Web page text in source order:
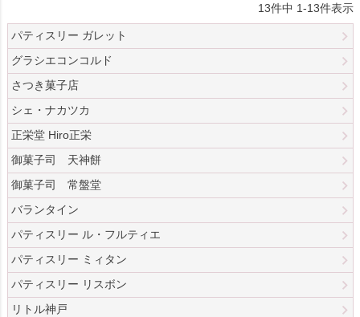
13件中 1-13件表示
パティスリー ガレット
グラシエコンコルド
さつき菓子店
シェ・ナカツカ
正栄堂 Hiro正栄
御菓子司 天神餅
御菓子司 常盤堂
バランタイン
パティスリー ル・フルティエ
パティスリー ミィタン
パティスリー リスボン
リトル神戸